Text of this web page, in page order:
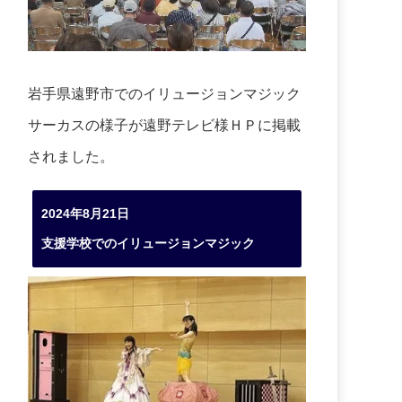
岩手県遠野市でのイリュージョンマジック
サーカスの様子が遠野テレビ様ＨＰに掲載
されました。
2024年8月21日
支援学校でのイリュージョンマジック